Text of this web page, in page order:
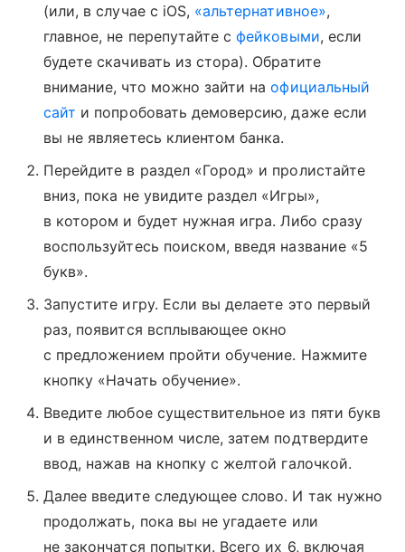
(или, в случае с iOS, «альтернативное»,
главное, не перепутайте сфейковыми, если
будете скачивать из стора). Обратите
внимание, что можно зайти наофициальный
сайт и попробовать демоверсию, даже если
вы не являетесь клиентом банка.
Перейдите в раздел «Город» и пролистайте
вниз, пока не увидите раздел «Игры»,
в котором и будет нужная игра. Либо сразу
воспользуйтесь поиском, введя название «5
букв».
Запустите игру. Если вы делаете это первый
раз, появится всплывающее окно
с предложением пройти обучение. Нажмите
кнопку «Начать обучение».
Введите любое существительное из пяти букв
и в единственном числе, затем подтвердите
ввод, нажав на кнопку с желтой галочкой.
Далее введите следующее слово. И так нужно
продолжать, пока вы не угадаете или
не закончатся попытки. Всего их 6, включая